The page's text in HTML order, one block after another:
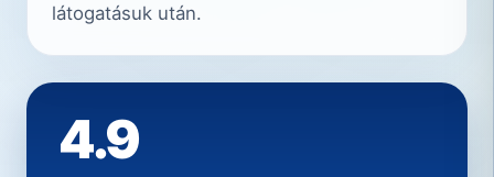
látogatásuk után.
4.9